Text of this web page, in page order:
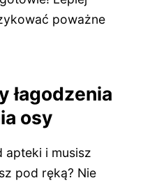
poważne
łagodzenia
osy
apteki i musisz
pod ręką? Nie